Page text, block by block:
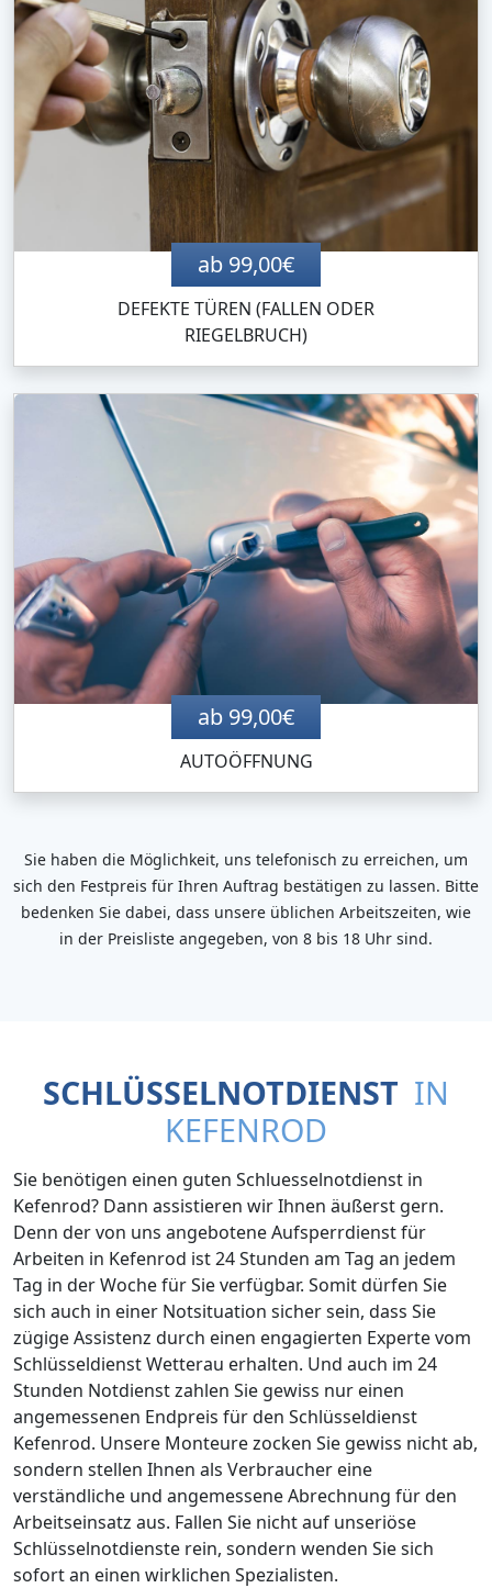
ab 99,00€
DEFEKTE TÜREN (FALLEN ODER
RIEGELBRUCH)
ab 99,00€
AUTOÖFFNUNG
Sie haben die Möglichkeit, uns telefonisch zu erreichen, um
sich den Festpreis für Ihren Auftrag bestätigen zu lassen. Bitte
bedenken Sie dabei, dass unsere üblichen Arbeitszeiten, wie
in der Preisliste angegeben, von 8 bis 18 Uhr sind.
SCHLÜSSELNOTDIENST IN
KEFENROD
Sie benötigen einen guten Schluesselnotdienst in
Kefenrod? Dann assistieren wir Ihnen äußerst gern.
Denn der von uns angebotene Aufsperrdienst für
Arbeiten in Kefenrod ist 24 Stunden am Tag an jedem
Tag in der Woche für Sie verfügbar. Somit dürfen Sie
sich auch in einer Notsituation sicher sein, dass Sie
zügige Assistenz durch einen engagierten Experte vom
Schlüsseldienst Wetterau erhalten. Und auch im 24
Stunden Notdienst zahlen Sie gewiss nur einen
angemessenen Endpreis für den Schlüsseldienst
Kefenrod. Unsere Monteure zocken Sie gewiss nicht ab,
sondern stellen Ihnen als Verbraucher eine
verständliche und angemessene Abrechnung für den
Arbeitseinsatz aus. Fallen Sie nicht auf unseriöse
Schlüsselnotdienste rein, sondern wenden Sie sich
sofort an einen wirklichen Spezialisten.